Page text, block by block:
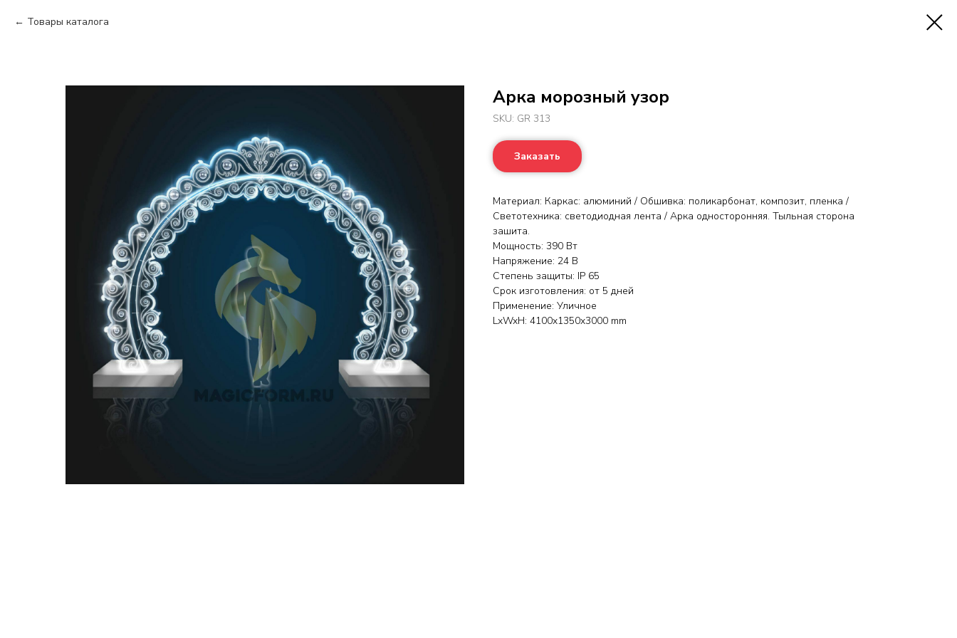
Товары каталога
Арка морозный узор
SKU: GR 313
Заказать
Материал: Каркас: алюминий / Обшивка: поликарбонат, композит, пленка /
Светотехника: светодиодная лента / Арка односторонняя. Тыльная сторона
зашита.
Мощность: 390 Вт
Напряжение: 24 В
Степень защиты: IP 65
Срок изготовления: от 5 дней
Применение: Уличное
LxWxH: 4100x1350x3000 mm